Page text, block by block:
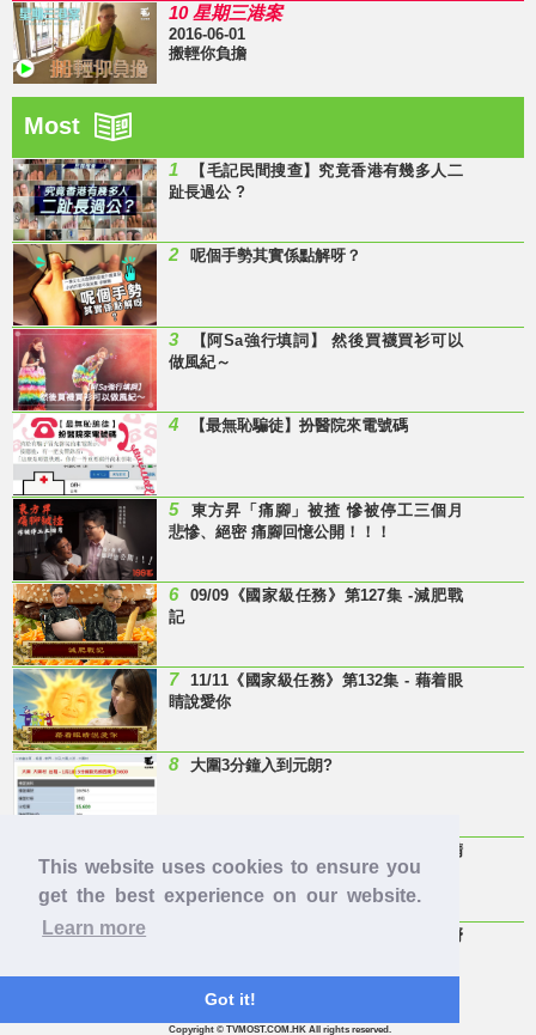
This website uses cookies to ensure you
get the best experience on our website.
Learn more
Got it!
10 星期三港案
2016-06-01
搬輕你負擔
Most
1
【毛記民間搜查】究竟香港有幾多人二
趾長過公 ?
2 呢個手勢其實係點解呀？
3
【阿Sa強行填詞】 然後買襪買衫可以
做風紀～
4 【最無恥騙徒】扮醫院來電號碼
5
東方昇「痛腳」被揸 慘被停工三個月
悲慘、絕密 痛腳回憶公開！！！
6
09/09《國家級任務》第127集 -減肥戰
記
7
11/11《國家級任務》第132集 - 藉着眼
睛說愛你
8 大圍3分鐘入到元朗?
Last Minute 迎接Baby雞精班！滴雞精
邊隻好？
【童年回憶】 有冇人記得呢兩隻嘢
Copyright © TVMOST.COM.HK All rights reserved.